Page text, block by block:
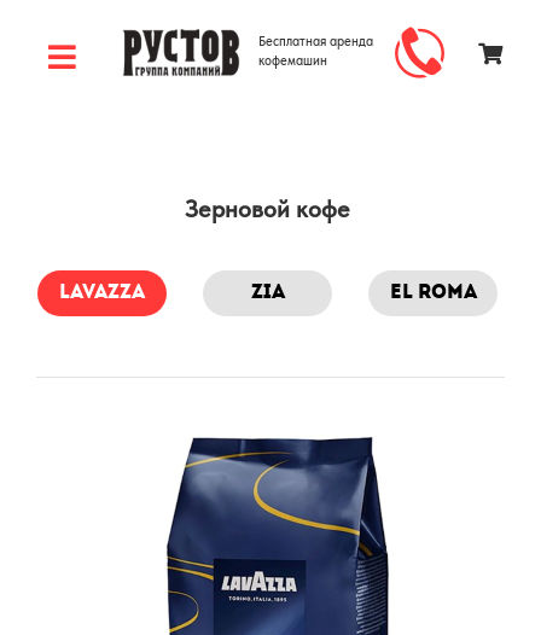
Бесплатная аренда
кофемашин
Зерновой кофе
lavazza zia el roma